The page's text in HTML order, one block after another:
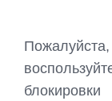
блокировки